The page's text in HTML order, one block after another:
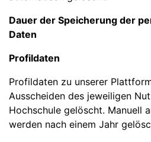
Dauer der Speicherung der
Daten
Profildaten
Profildaten zu unserer
Ausscheiden des jeweiligen
Hochschule gelöscht. Manuell
werden nach einem Jahr